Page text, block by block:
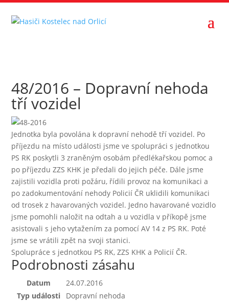
48/2016 – Dopravní nehoda
tří vozidel
Jednotka byla povolána k dopravní nehodě tří vozidel. Po
příjezdu na místo události jsme ve spolupráci s jednotkou
PS RK poskytli 3 zraněným osobám předlékařskou pomoc a
po příjezdu ZZS KHK je předali do jejich péče. Dále jsme
zajistili vozidla proti požáru, řídili provoz na komunikaci a
po zadokumentování nehody Policií ČR uklidili komunikaci
od trosek z havarovaných vozidel. Jedno havarované vozidlo
jsme pomohli naložit na odtah a u vozidla v příkopě jsme
asistovali s jeho vytažením za pomocí AV 14 z PS RK. Poté
jsme se vrátili zpět na svoji stanici.
Spolupráce s jednotkou PS RK, ZZS KHK a Policií ČR.
Podrobnosti zásahu
Datum
24.07.2016
Typ události
Dopravní nehoda